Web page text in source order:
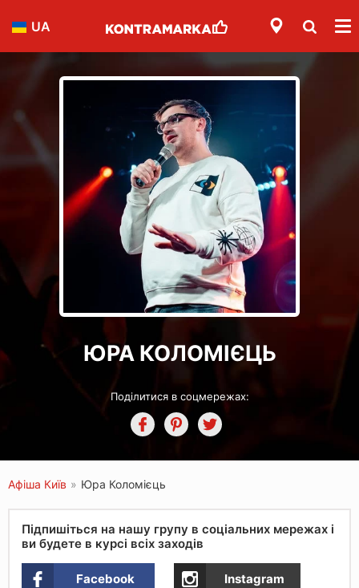
UA
ЮРА КОЛОМІЄЦЬ
Поділитися в соцмережах:
Афіша Київ » Юра Коломієць
Підпишіться на нашу групу в соціальних мережах і
ви будете в курсі всіх заходів
Facebook Instagram